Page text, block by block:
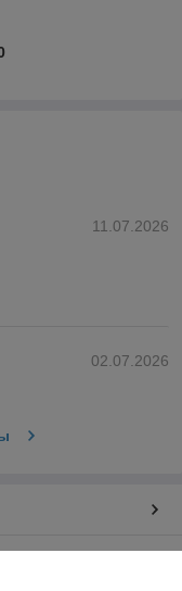
11.07.2026
02.07.2026